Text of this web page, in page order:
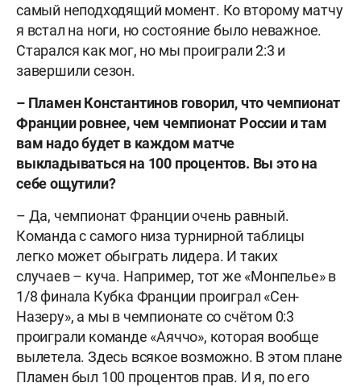
самый неподходящий момент. Ко второму матчу
я встал на ноги, но состояние было неважное.
Старался как мог, но мы проиграли 2:3 и
завершили сезон.
– Пламен Константинов говорил, что чемпионат
Франции ровнее, чем чемпионат России и там
вам надо будет в каждом матче
выкладываться на 100 процентов. Вы это на
себе ощутили?
– Да, чемпионат Франции очень равный.
Команда с самого низа турнирной таблицы
легко может обыграть лидера. И таких
случаев – куча. Например, тот же «Монпелье» в
1/8 финала Кубка Франции проиграл «Сен-
Назеру», а мы в чемпионате со счётом 0:3
проиграли команде «Аяччо», которая вообще
вылетела. Здесь всякое возможно. В этом плане
Пламен был 100 процентов прав. И я, по его